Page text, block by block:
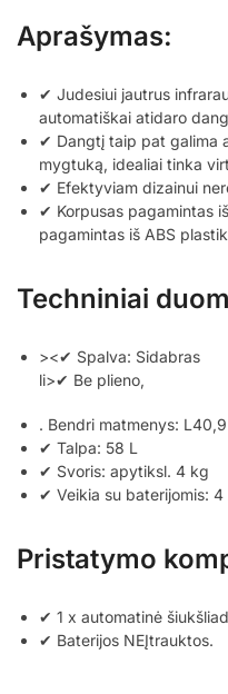
Aprašymas:
✔ Judesiui jautrus
automatiškai atidaro
✔ Dangtį taip pat galima
mygtuką, idealiai tinka
✔ Efektyviam dizainui
✔ Korpusas pagamintas
pagamintas iš ABS
Techniniai
><✔ Spalva: Sidabras
li>✔ Be plieno,
. Bendri matmenys:
✔ Talpa: 58 L
✔ Svoris: apytiksl. 4 kg
✔ Veikia su baterijomis: 4
Pristatymo
✔ 1 x automatinė
✔ Baterijos NEĮtrauktos.